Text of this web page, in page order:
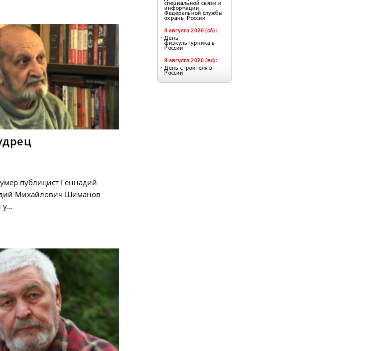
публицист Геннадий
Михайлович Шиманов
у…